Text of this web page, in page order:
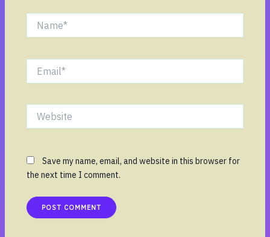
Website
Save my name, email, and website in this browser for
the next time I comment.